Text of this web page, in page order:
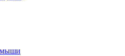
мыши